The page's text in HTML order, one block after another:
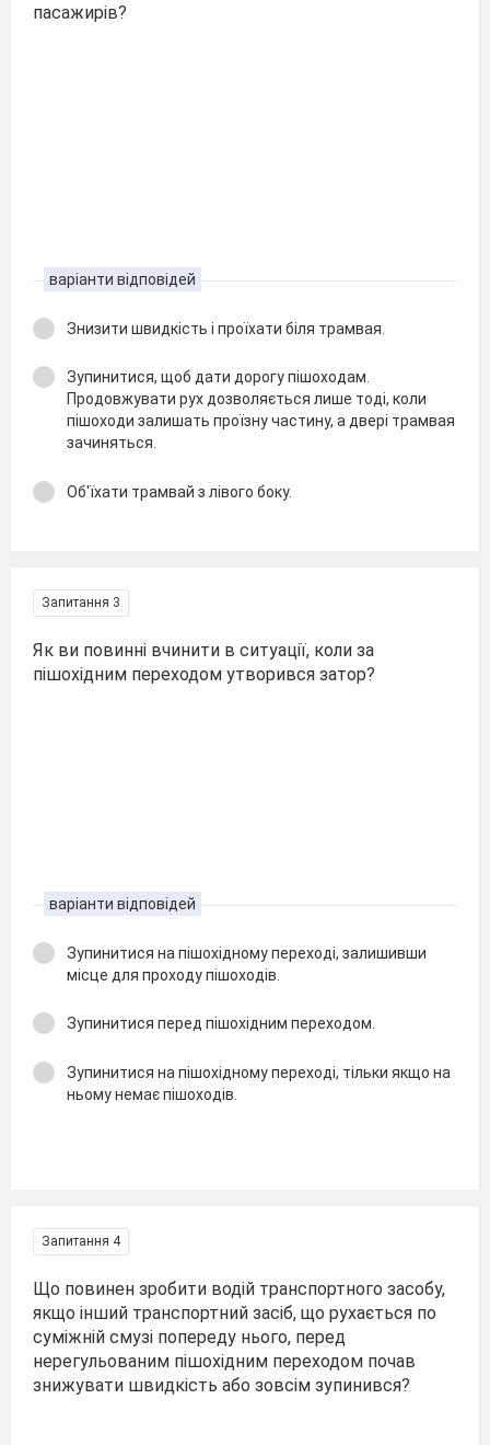
пасажирів?
варіанти відповідей
Знизити швидкість і проїхати біля трамвая.
Зупинитися, щоб дати дорогу пішоходам.
Продовжувати рух дозволяється лише тоді, коли
пішоходи залишать проїзну частину, а двері трамвая
зачиняться.
Об'їхати трамвай з лівого боку.
Запитання 3
Як ви повинні вчинити в ситуації, коли за
пішохідним переходом утворився затор?
варіанти відповідей
Зупинитися на пішохідному переході, залишивши
місце для проходу пішоходів.
Зупинитися перед пішохідним переходом.
Зупинитися на пішохідному переході, тільки якщо на
ньому немає пішоходів.
Запитання 4
Що повинен зробити водій транспортного засобу,
якщо інший транспортний засіб, що рухається по
суміжній смузі попереду нього, перед
нерегульованим пішохідним переходом почав
знижувати швидкість або зовсім зупинився?